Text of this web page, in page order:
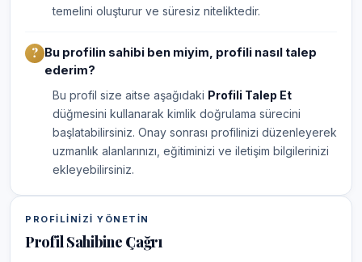
temelini oluşturur ve süresiz niteliktedir.
Bu profilin sahibi ben miyim, profili nasıl talep
ederim?
Bu profil size aitse aşağıdaki Profili Talep Et
düğmesini kullanarak kimlik doğrulama sürecini
başlatabilirsiniz. Onay sonrası profilinizi düzenleyerek
uzmanlık alanlarınızı, eğitiminizi ve iletişim bilgilerinizi
ekleyebilirsiniz.
PROFILINIZI YÖNETIN
Profil Sahibine Çağrı